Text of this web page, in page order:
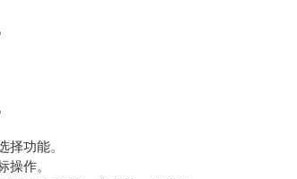
择功能。
操作。